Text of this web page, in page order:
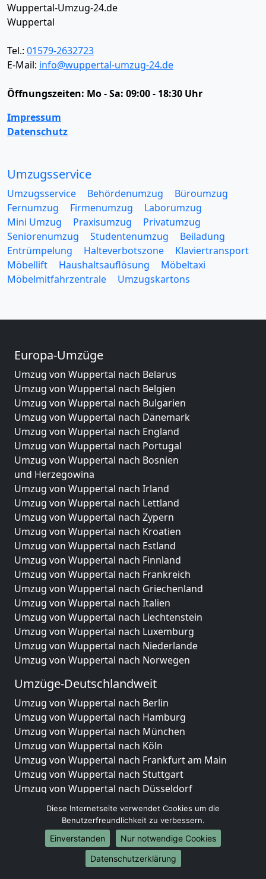
Wuppertal-Umzug-24.de
Wuppertal
Tel.: 01579-2632723
E-Mail: info@wuppertal-umzug-24.de
Öffnungszeiten: Mo - Sa: 09:00 - 18:30 Uhr
Impressum
Datenschutz
Umzugsservice
Umzugsservice Behördenumzug
Büroumzug
Fernumzug
Firmenumzug
Laborumzug
Mini Umzug
Praxisumzug
Privatumzug
Seniorenumzug
Studentenumzug
Beiladung
Entrümpelung
Halteverbotszone
Klaviertransport
Möbellift
Haushaltsauflösung
Möbeltaxi
Möbelmitfahrzentrale
Umzugskartons
Europa-Umzüge
Umzug von Wuppertal nach Belarus
Umzug von Wuppertal nach Belgien
Umzug von Wuppertal nach Bulgarien
Umzug von Wuppertal nach Dänemark
Umzug von Wuppertal nach England
Umzug von Wuppertal nach Portugal
Umzug von Wuppertal nach Bosnien
und Herzegowina
Umzug von Wuppertal nach Irland
Umzug von Wuppertal nach Lettland
Umzug von Wuppertal nach Zypern
Umzug von Wuppertal nach Kroatien
Umzug von Wuppertal nach Estland
Umzug von Wuppertal nach Finnland
Umzug von Wuppertal nach Frankreich
Umzug von Wuppertal nach Griechenland
Umzug von Wuppertal nach Italien
Umzug von Wuppertal nach Liechtenstein
Umzug von Wuppertal nach Luxemburg
Umzug von Wuppertal nach Niederlande
Umzug von Wuppertal nach Norwegen
Umzüge-Deutschlandweit
Umzug von Wuppertal nach Berlin
Umzug von Wuppertal nach Hamburg
Umzug von Wuppertal nach München
Umzug von Wuppertal nach Köln
Umzug von Wuppertal nach Frankfurt am Main
Umzug von Wuppertal nach Stuttgart
Umzug von Wuppertal nach Düsseldorf
Umzug von Wuppertal nach Leipzig
Umzug von Wuppertal nach Dortmund
Umzug von Wuppertal nach Essen
Umzug von Wuppertal nach Bremen
Umzug von Wuppertal nach Dresden
Diese Internetseite verwendet Cookies um die
Benutzerfreundlichkeit zu verbessern.
Einverstanden
Nur notwendige Cookies
Datenschutzerklärung